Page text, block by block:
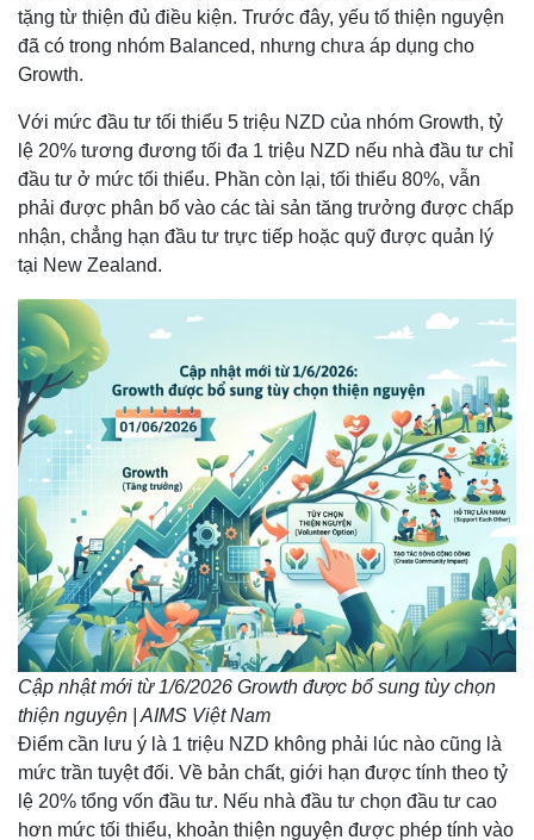
tặng từ thiện đủ điều kiện. Trước đây, yếu tố thiện nguyện
đã có trong nhóm Balanced, nhưng chưa áp dụng cho
Growth.
Với mức đầu tư tối thiểu 5 triệu NZD của nhóm Growth, tỷ
lệ 20% tương đương tối đa 1 triệu NZD nếu nhà đầu tư chỉ
đầu tư ở mức tối thiểu. Phần còn lại, tối thiểu 80%, vẫn
phải được phân bổ vào các tài sản tăng trưởng được chấp
nhận, chẳng hạn đầu tư trực tiếp hoặc quỹ được quản lý
tại New Zealand.
Cập nhật mới từ 1/6/2026 Growth được bổ sung tùy chọn
thiện nguyện | AIMS Việt Nam
Điểm cần lưu ý là 1 triệu NZD không phải lúc nào cũng là
mức trần tuyệt đối. Về bản chất, giới hạn được tính theo tỷ
lệ 20% tổng vốn đầu tư. Nếu nhà đầu tư chọn đầu tư cao
hơn mức tối thiểu, khoản thiện nguyện được phép tính vào